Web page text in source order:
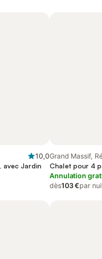
10,0
avec Jardin
Grand Massif,
Chalet pour 4
Annulation
dès103 €par